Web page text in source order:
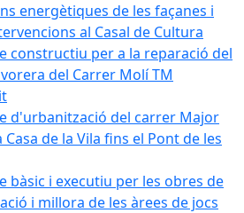
energètiques de les façanes i
al Casal de Cultura
constructiu per a la reparació del
del Carrer Molí TM
d'urbanització del carrer Major
Casa de la Vila fins el Pont de les
bàsic i executiu per les obres de
i millora de les àrees de jocs